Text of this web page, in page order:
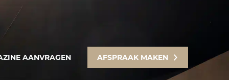
AANVRAGEN AFSPRAAK MAKEN